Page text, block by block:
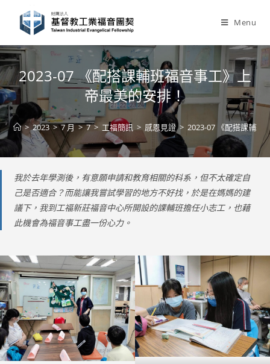
content
Menu
2023-07 《配搭課輔班福音事工》上
帝最美的安排！
> 2023 > 7 月 > 7 > 工福簡訊 > 感恩見證 > 2023-07 《配搭課輔班
我於去年學測後，有意願申請和教育相關的科系，但不太確定自
己是否適合？而能讓我嘗試學習的地方不好找，於是在媽媽的建
議下，我到工福新莊福音中心所開設的課輔班擔任小志工，也藉
此機會為福音事工盡一份心力。